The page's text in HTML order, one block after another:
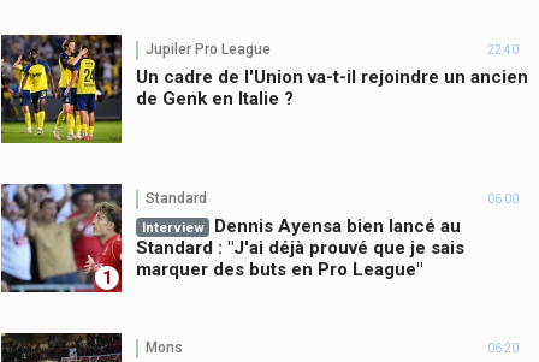
Jupiler Pro League 22:40
Un cadre de l'Union va-t-il rejoindre un ancien
de Genk en Italie ?
1
Standard 06:00
Interview
Dennis Ayensa bien lancé au
Standard : "J'ai déjà prouvé que je sais
marquer des buts en Pro League"
Mons 06:20